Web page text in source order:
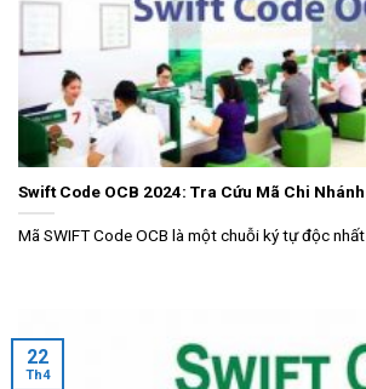
Swift Code OCB 2024: Tra Cứu Mã Chi
Mã SWIFT Code OCB là một chuỗi ký tự độc nhất
22
Th4